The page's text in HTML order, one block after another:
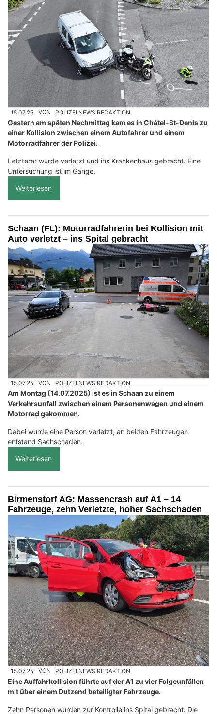
15.07.25 VON POLIZEI.NEWS REDAKTION
Gestern am späten Nachmittag kam es in Châtel-St-Denis zu
einer Kollision zwischen einem Autofahrer und einem
Motorradfahrer der Polizei.
Letzterer wurde verletzt und ins Krankenhaus gebracht. Eine
Untersuchung ist im Gange.
Weiterlesen
Schaan (FL): Motorradfahrerin bei Kollision mit
Auto verletzt – ins Spital gebracht
15.07.25 VON POLIZEI.NEWS REDAKTION
Am Montag (14.07.2025) ist es in Schaan zu einem
Verkehrsunfall zwischen einem Personenwagen und einem
Motorrad gekommen.
Dabei wurde eine Person verletzt, an beiden Fahrzeugen
entstand Sachschaden.
Weiterlesen
Birmenstorf AG: Massencrash auf A1 – 14
Fahrzeuge, zehn Verletzte, hoher Sachschaden
15.07.25 VON POLIZEI.NEWS REDAKTION
Eine Auffahrkollision führte auf der A1 zu vier Folgeunfällen
mit über einem Dutzend beteiligter Fahrzeuge.
Zehn Personen wurden zur Kontrolle ins Spital gebracht. Die